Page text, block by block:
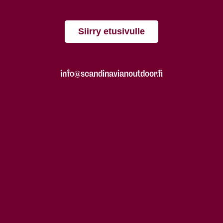
Siirry etusivulle
info@scandinavianoutdoor.fi